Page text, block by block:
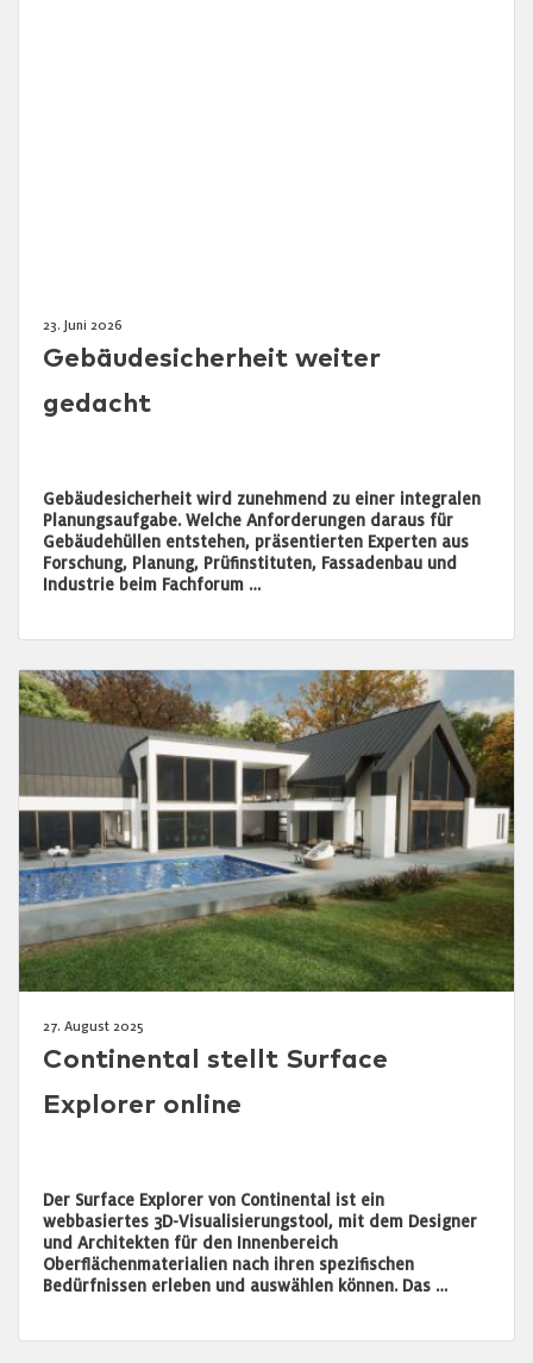
23. Juni 2026
Gebäudesicherheit weiter
gedacht
Gebäudesicherheit wird zunehmend zu einer integralen
Planungsaufgabe. Welche Anforderungen daraus für
Gebäudehüllen entstehen, präsentierten Experten aus
Forschung, Planung, Prüfinstituten, Fassadenbau und
Industrie beim Fachforum …
27. August 2025
Continental stellt Surface
Explorer online
Der Surface Explorer von Continental ist ein
webbasiertes 3D-Visualisierungstool, mit dem Designer
und Architekten für den Innenbereich
Oberflächenmaterialien nach ihren spezifischen
Bedürfnissen erleben und auswählen können. Das …